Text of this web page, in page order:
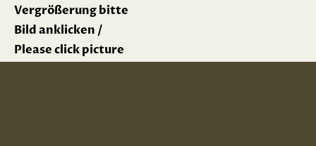
Vergrößerung bitte
Bild anklicken /
Please click picture